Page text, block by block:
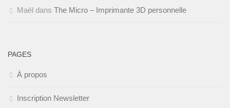
Maël dans The Micro – Imprimante 3D personnelle
PAGES
À propos
Inscription Newsletter